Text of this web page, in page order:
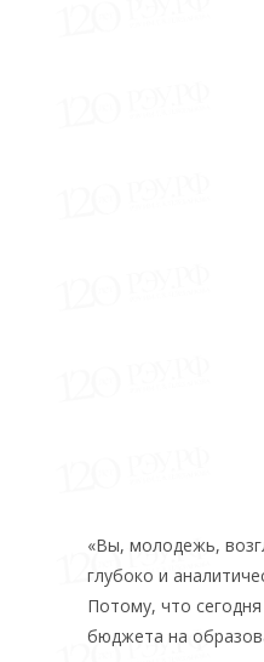
«Вы, молодежь,
глубоко и
Потому, что
бюджета на